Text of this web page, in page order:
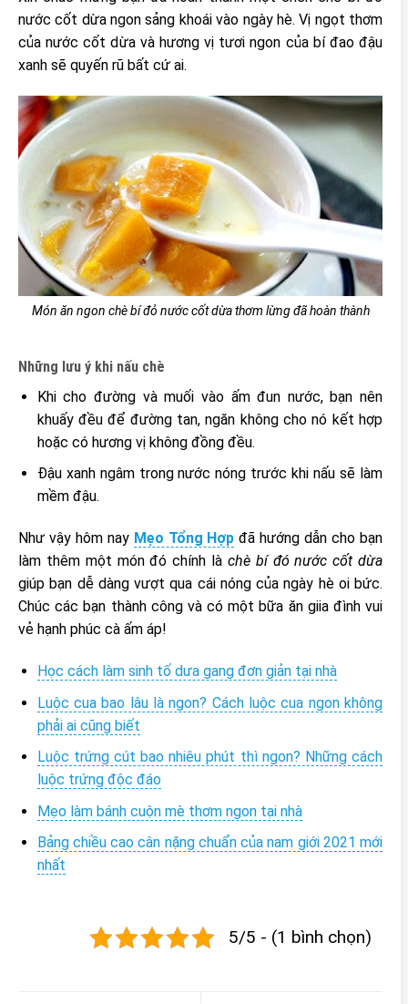
nước cốt dừa ngon sảng khoái vào ngày hè. Vị ngọt thơm
của nước cốt dừa và hương vị tươi ngon của bí đao đậu
xanh sẽ quyến rũ bất cứ ai.
Món ăn ngon chè bí đỏ nước cốt dừa thơm lừng đã hoàn thành
Những lưu ý khi nấu chè
Khi cho đường và muối vào ấm đun nước, bạn nên
khuấy đều để đường tan, ngăn không cho nó kết hợp
hoặc có hương vị không đồng đều.
Đậu xanh ngâm trong nước nóng trước khi nấu sẽ làm
mềm đậu.
Như vậy hôm nay Mẹo Tổng Hợp đã hướng dẫn cho bạn
làm thêm một món đó chính là chè bí đó nước cốt dừa
giúp bạn dễ dàng vượt qua cái nóng của ngày hè oi bức.
Chúc các bạn thành công và có một bữa ăn giia đình vui
vẻ hạnh phúc cà ấm áp!
Học cách làm sinh tố dưa gang đơn giản tại nhà
Luộc cua bao lâu là ngon? Cách luộc cua ngon không
phải ai cũng biết
Luộc trứng cút bao nhiêu phút thì ngon? Những cách
luộc trứng độc đáo
Mẹo làm bánh cuộn mè thơm ngon tại nhà
Bảng chiều cao cân nặng chuẩn của nam giới 2021 mới
nhất
5/5 - (1 bình chọn)